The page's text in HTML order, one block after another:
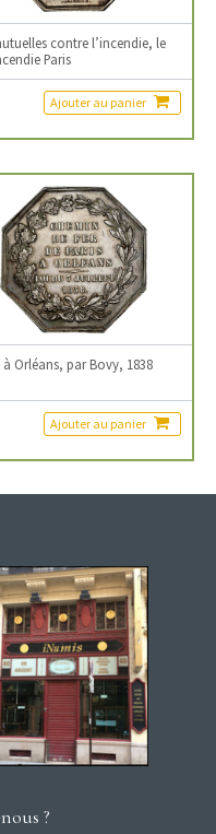
contre l’incendie, le
Paris
Ajouter au panier
Orléans, par Bovy, 1838
Ajouter au panier
?